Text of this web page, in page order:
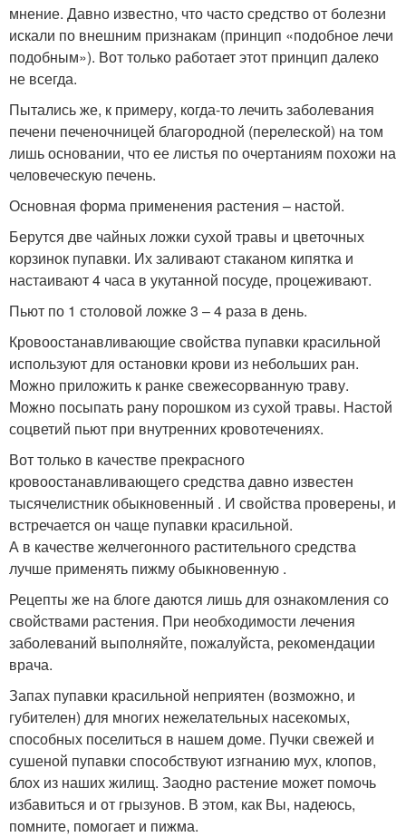
мнение. Давно известно, что часто средство от болезни
искали по внешним признакам (принцип «подобное лечи
подобным»). Вот только работает этот принцип далеко
не всегда.
Пытались же, к примеру, когда-то лечить заболевания
печени печеночницей благородной (перелеской) на том
лишь основании, что ее листья по очертаниям похожи на
человеческую печень.
Основная форма применения растения – настой.
Берутся две чайных ложки сухой травы и цветочных
корзинок пупавки. Их заливают стаканом кипятка и
настаивают 4 часа в укутанной посуде, процеживают.
Пьют по 1 столовой ложке 3 – 4 раза в день.
Кровоостанавливающие свойства пупавки красильной
используют для остановки крови из небольших ран.
Можно приложить к ранке свежесорванную траву.
Можно посыпать рану порошком из сухой травы. Настой
соцветий пьют при внутренних кровотечениях.
Вот только в качестве прекрасного
кровоостанавливающего средства давно известен
тысячелистник обыкновенный . И свойства проверены, и
встречается он чаще пупавки красильной.
А в качестве желчегонного растительного средства
лучше применять пижму обыкновенную .
Рецепты же на блоге даются лишь для ознакомления со
свойствами растения. При необходимости лечения
заболеваний выполняйте, пожалуйста, рекомендации
врача.
Запах пупавки красильной неприятен (возможно, и
губителен) для многих нежелательных насекомых,
способных поселиться в нашем доме. Пучки свежей и
сушеной пупавки способствуют изгнанию мух, клопов,
блох из наших жилищ. Заодно растение может помочь
избавиться и от грызунов. В этом, как Вы, надеюсь,
помните, помогает и пижма.